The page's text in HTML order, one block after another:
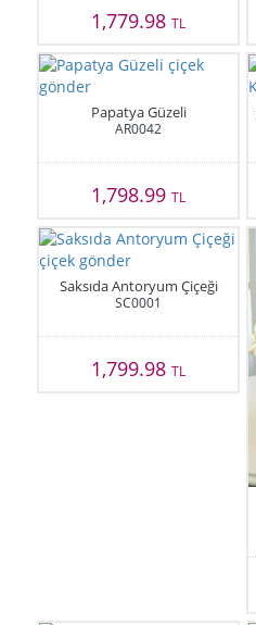
1,779.98TL
Papatya Güzeli
AR0042
1,798.99TL
Saksıda Antoryum Çiçeği
SC0001
1,799.98TL